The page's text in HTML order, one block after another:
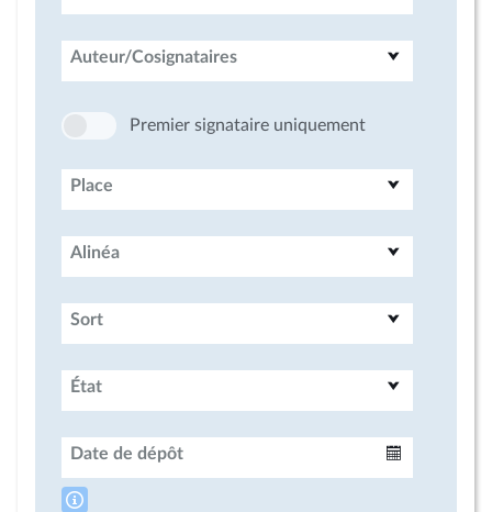
Auteur/Cosignataires
Premier signataire uniquement
Place
Alinéa
Sort
État
Date de dépôt